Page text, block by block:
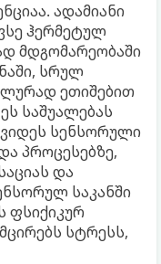
ადამიანი
ჰერმეტულ
მდგომარეობაში
სრულ
ეთიშებით
საშუალებას
სენსორული
პროცესებზე,
და
საკანში
ფსიქიკურ
სტრესს,